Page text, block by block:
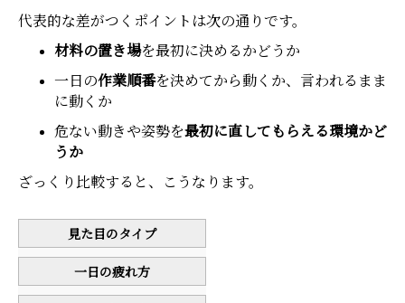
代表的な差がつくポイントは次の通りです。
材料の置き場を最初に決めるかどうか
一日の作業順番を決めてから動くか、言われるまま
に動くか
危ない動きや姿勢を最初に直してもらえる環境かど
うか
ざっくり比較すると、こうなります。
見た目のタイプ
一日の疲れ方